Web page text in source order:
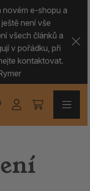
novém e-shopu a
není vše
všech článků a
v pořádku, při
kontaktovat.